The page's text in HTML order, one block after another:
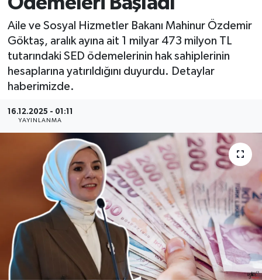
Aile ve Sosyal Hizmetler Bakanı Mahinur Özdemir
Göktaş, aralık ayına ait 1 milyar 473 milyon TL
tutarındaki SED ödemelerinin hak sahiplerinin
hesaplarına yatırıldığını duyurdu. Detaylar
haberimizde.
16.12.2025 - 01:11
YAYINLANMA
MAGAZİN
ÖZEL HABER
RESMİ İLANLAR
SAĞLIK
SİYASET
SOSYAL YARDIMLAR
SPONSORLU YAZI
SPOR
TEKNOLOJİ